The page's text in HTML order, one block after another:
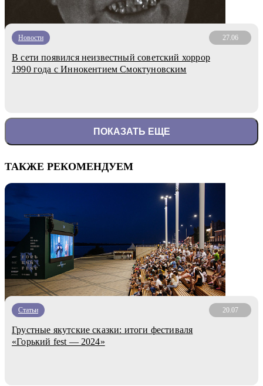
Новости 27.06
В сети появился неизвестный советский хоррор
1990 года с Иннокентием Смоктуновским
ПОКАЗАТЬ ЕЩЕ
ТАКЖЕ РЕКОМЕНДУЕМ
Статьи 20.07
Грустные якутские сказки: итоги фестиваля
«Горький fest — 2024»